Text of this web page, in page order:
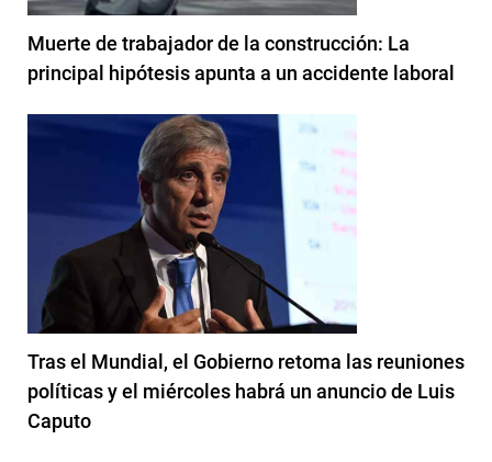
Muerte de trabajador de la construcción: La
principal hipótesis apunta a un accidente laboral
Tras el Mundial, el Gobierno retoma las reuniones
políticas y el miércoles habrá un anuncio de Luis
Caputo